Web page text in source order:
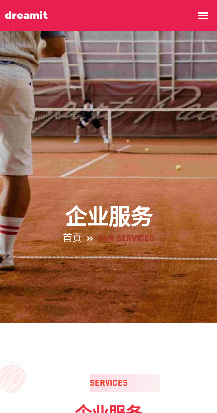
企业服务
首页 OUR SERVICES
SERVICES